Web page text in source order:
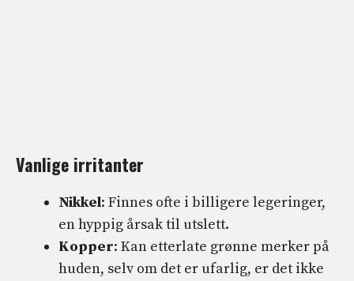
Vanlige irritanter
Nikkel: Finnes ofte i billigere legeringer,
en hyppig årsak til utslett.
Kopper: Kan etterlate grønne merker på
huden, selv om det er ufarlig, er det ikke